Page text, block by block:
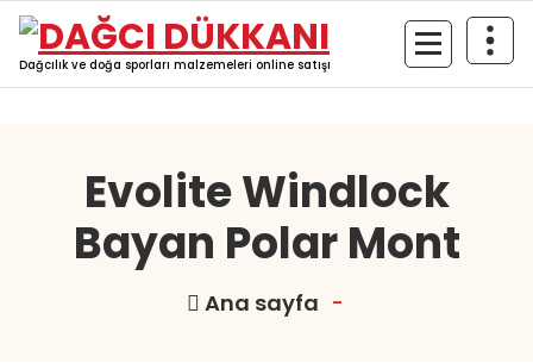
İçeriğe
geç
Dağcılık ve doğa sporları malzemeleri online satışı
Evolite Windlock
Bayan Polar Mont
Ana sayfa -